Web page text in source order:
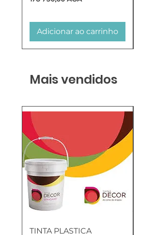
Adicionar ao carrinho
Mais vendidos
TINTA PLASTICA